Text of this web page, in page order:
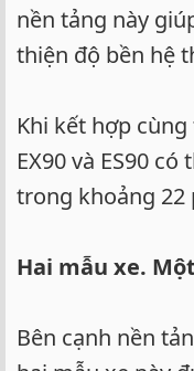
nền tảng này
thiện độ bền hệ
Khi kết hợp
EX90 và ES90
trong khoảng 22
Hai mẫu xe.
Bên cạnh nền